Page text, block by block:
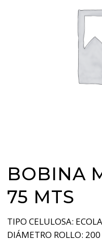
BOBINA
75 MTS
TIPO CELULOSA:
DIÁMETRO ROLLO: